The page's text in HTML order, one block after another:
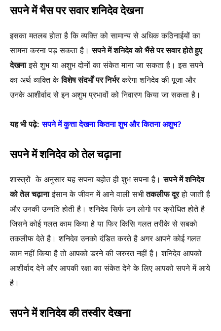
सपने में भैस पर सवार शनिदेव देखना
इसका मतलब होता है कि व्यक्ति को सामान्य से अधिक कठिनाईयों का
सामना करना पड़ सकता है।सपने में शनिदेव को भैंसे पर सवार होते हुए
देखनाइसे शुभ या अशुभ दोनों का संकेत माना जा सकता है। इस सपने
का अर्थ व्यक्ति केविशेष संदर्भों पर निर्भरकरेगा शनिदेव की पूजा और
उनके आशीर्वाद से इन अशुभ प्रभावों को निवारण किया जा सकता है।
यह भी पढ़े: सपने में कुत्ता देखना कितना शुभ और कितना अशुभ?
सपने में शनिदेव को तेल चढ़ाना
शास्त्रों के अनुसार यह सपना बहोत ही शुभ सपना है।सपने में शनिदेव
को तेल चढ़ानाइंसान के जीवन में आने वाली सभीतकलीफ दूरहो जाती है
और उनकी उन्नति होती है। शनिदेव सिर्फ उन लोगो पर क्रोधित होते है
जिसने कोई गलत काम किया हे या फिर किसि गलत तरीके से सबको
तकलीफ देते है। शनिदेव उनको दंडित करते है अगर आपने कोई गलत
काम नहीं किया है तो आपको डरने की जरुरत नहीं है। शनिदेव आपको
आशीर्वाद देने और आपकी रक्षा का संकेत देने के लिए आपको सपने में आये
है।
सपने में शनिदेव की तस्वीर देखना